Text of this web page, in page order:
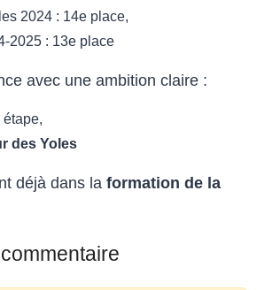
2024 : 14e place,
2025 : 13e place
avec une ambition claire :
des Yoles
déjà dans la formation de la